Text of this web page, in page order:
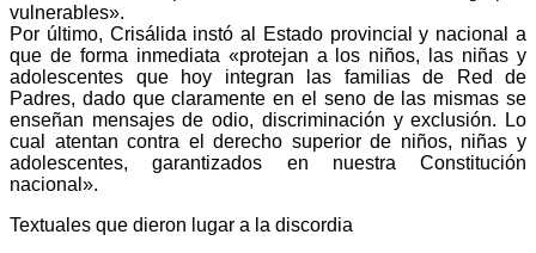
vulnerables».
Por último, Crisálida instó al Estado provincial y nacional a
que de forma inmediata «protejan a los niños, las niñas y
adolescentes que hoy integran las familias de Red de
Padres, dado que claramente en el seno de las mismas se
enseñan mensajes de odio, discriminación y exclusión. Lo
cual atentan contra el derecho superior de niños, niñas y
adolescentes, garantizados en nuestra Constitución
nacional».
Textuales que dieron lugar a la discordia